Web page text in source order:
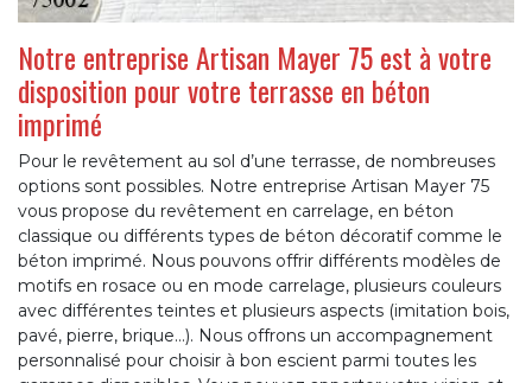
Notre entreprise Artisan Mayer 75 est à votre
disposition pour votre terrasse en béton
imprimé
Pour le revêtement au sol d’une terrasse, de nombreuses
options sont possibles. Notre entreprise Artisan Mayer 75
vous propose du revêtement en carrelage, en béton
classique ou différents types de béton décoratif comme le
béton imprimé. Nous pouvons offrir différents modèles de
motifs en rosace ou en mode carrelage, plusieurs couleurs
avec différentes teintes et plusieurs aspects (imitation bois,
pavé, pierre, brique…). Nous offrons un accompagnement
personnalisé pour choisir à bon escient parmi toutes les